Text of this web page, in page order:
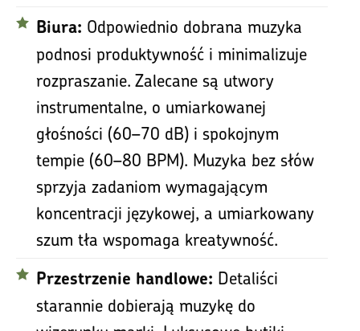
Biura: Odpowiednio dobrana muzyka
podnosi produktywność i minimalizuje
rozpraszanie. Zalecane są utwory
instrumentalne, o umiarkowanej
głośności (60–70 dB) i spokojnym
tempie (60–80 BPM). Muzyka bez słów
sprzyja zadaniom wymagającym
koncentracji językowej, a umiarkowany
szum tła wspomaga kreatywność.
Przestrzenie handlowe: Detaliści
starannie dobierają muzykę do